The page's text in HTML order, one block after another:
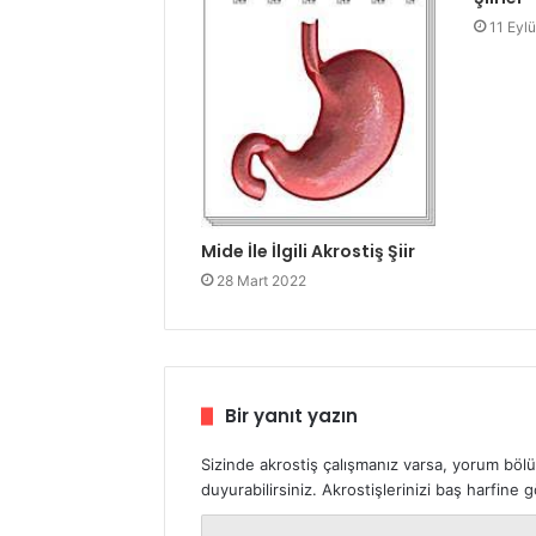
Mide İle İlgili Akrostiş Şiir
28 Mart 2022
11
Bir yanıt yazın
Sizinde akrostiş çalışmanız varsa, yorum
duyurabilirsiniz. Akrostişlerinizi baş harfine